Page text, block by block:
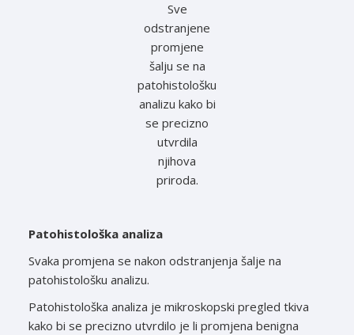
Sve
odstranjene
promjene
šalju se na
patohistološku
analizu kako bi
se precizno
utvrdila
njihova
priroda.
Patohistološka analiza
Svaka promjena se nakon odstranjenja šalje na
patohistološku analizu.
Patohistološka analiza je mikroskopski pregled tkiva
kako bi se precizno utvrdilo je li promjena benigna